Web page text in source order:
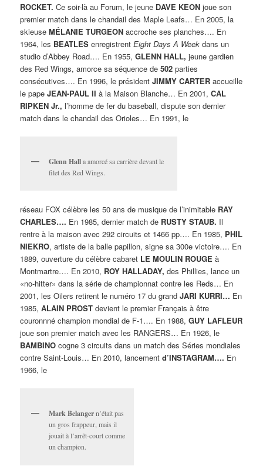
ROCKET. Ce soir-là au Forum, le jeune DAVE KEON joue son
premier match dans le chandail des Maple Leafs… En 2005, la
skieuseMÉLANIE TURGEON accroche ses planches…. En
1964, les BEATLES enregistrentEight Days A Week dans un
studio d’Abbey Road…. En 1955,GLENN HALL, jeune gardien
des Red Wings, amorce sa séquence de502 parties
consécutives…. En 1996, le présidentJIMMY CARTER accueille
le papeJEAN-PAUL II à la Maison Blanche… En 2001,CAL
RIPKEN Jr., l’homme de fer du baseball, dispute son dernier
match dans le chandail des Orioles… En 1991, le
Glenn Halla amorcé sa carrière devant le
filet des Red Wings.
réseau FOX célèbre les 50 ans de musique de l’inimitable RAY
CHARLES…. En 1985, dernier match de RUSTY STAUB. Il
rentre à la maison avec 292 circuits et 1466 pp…. En 1985, PHIL
NIEKRO, artiste de la balle papillon, signe sa 300e victoire…. En
1889, ouverture du célèbre cabaret LE MOULIN ROUGE à
Montmartre…. En 2010, ROY HALLADAY, des Phillies, lance un
«no-hitter» dans la série de championnat contre les Reds… En
2001, les Oilers retirent le numéro 17 du grandJARI KURRI… En
1985,ALAIN PROST devient le premier Français à être
couronnné champion mondial de F-1…. En 1988,GUY LAFLEUR
joue son premier match avec les RANGERS… En 1926, le
BAMBINO cogne 3 circuits dans un match des Séries mondiales
contre Saint-Louis… En 2010, lancementd’INSTAGRAM…. En
1966, le
Mark Belangern’était pas
un gros frappeur, mais il
jouait à l’arrêt-court comme
un champion.